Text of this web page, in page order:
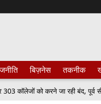
बिज़नेस तकनीक